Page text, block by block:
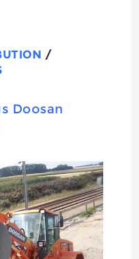
/
Doosan